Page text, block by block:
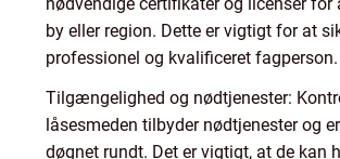
by eller region. Dette er vigtigt for at
professionel og kvalificeret fagperson.
Tilgængelighed og nødtjenester:
låsesmeden tilbyder nødtjenester og
døgnet rundt. Det er vigtigt, at de kan